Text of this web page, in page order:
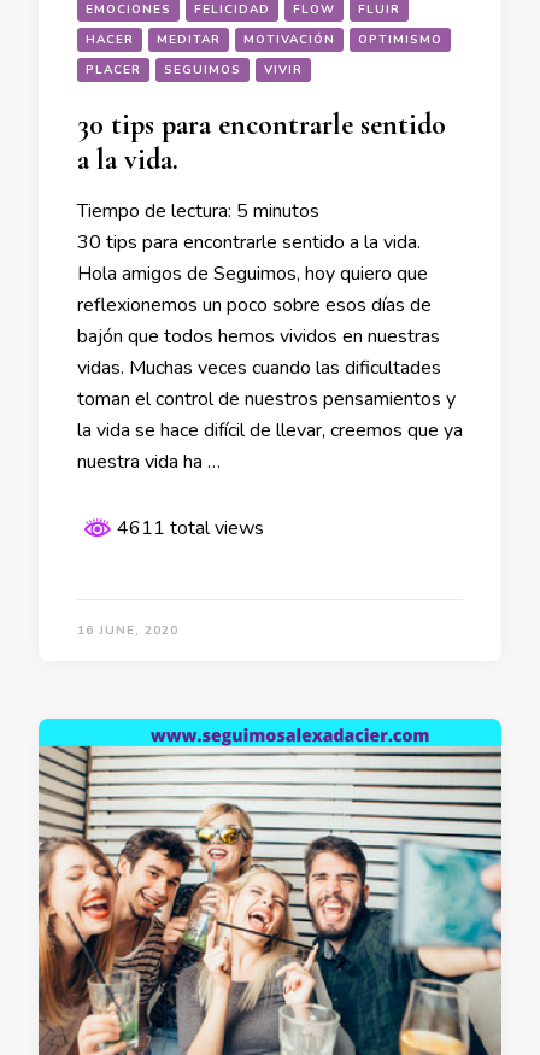
EMOCIONES
FELICIDAD FLOW
FLUIR
HACER
MEDITAR MOTIVACIÓN
OPTIMISMO
PLACER
SEGUIMOS VIVIR
30 tips para encontrarle sentido
a la vida.
Tiempo de lectura: 5 minutos
30 tips para encontrarle sentido a la vida.
Hola amigos de Seguimos, hoy quiero que
reflexionemos un poco sobre esos días de
bajón que todos hemos vividos en nuestras
vidas. Muchas veces cuando las dificultades
toman el control de nuestros pensamientos y
la vida se hace difícil de llevar, creemos que ya
nuestra vida ha …
4611 total views
16 JUNE, 2020